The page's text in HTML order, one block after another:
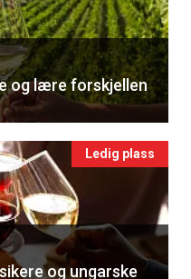
og lære forskjellen
Ledig plass
og ungarske